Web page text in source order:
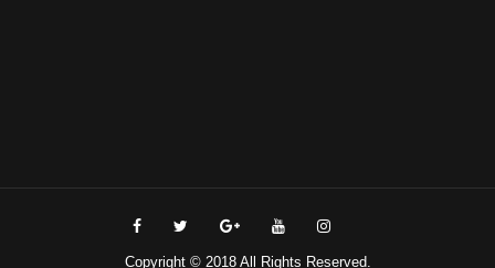
Copyright © 2018 All Rights Reserved.